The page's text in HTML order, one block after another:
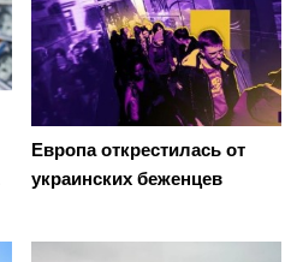
Европа открестилась от
украинских беженцев